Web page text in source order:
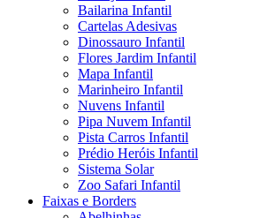
Bailarina Infantil
Cartelas Adesivas
Dinossauro Infantil
Flores Jardim Infantil
Mapa Infantil
Marinheiro Infantil
Nuvens Infantil
Pipa Nuvem Infantil
Pista Carros Infantil
Prédio Heróis Infantil
Sistema Solar
Zoo Safari Infantil
Faixas e Borders